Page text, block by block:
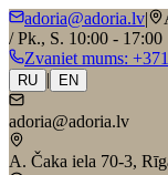
adoria@adoria.lv|
/ Pk., S. 10:00 - 17:00
Zvaniet mums:
RU | EN
adoria@adoria.lv
A. Čaka iela 70-3,